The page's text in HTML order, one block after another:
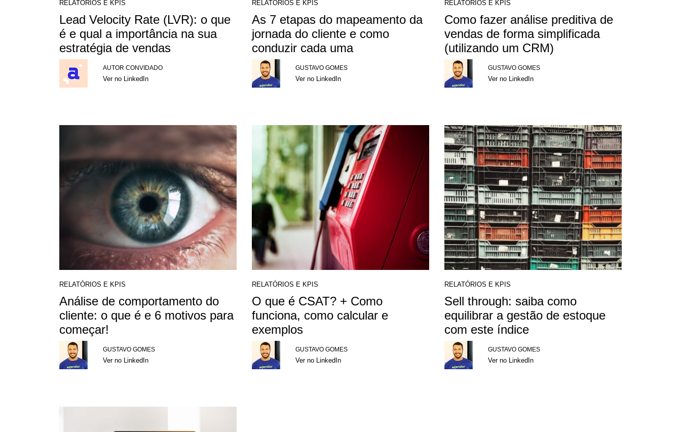
RELATÓRIOS E KPIS
Lead Velocity Rate (LVR): o que
é e qual a importância na sua
estratégia de vendas
AUTOR CONVIDADO
Ver no LinkedIn
RELATÓRIOS E KPIS
As 7 etapas do mapeamento da
jornada do cliente e como
conduzir cada uma
GUSTAVO GOMES
Ver no LinkedIn
RELATÓRIOS E KPIS
Como fazer análise preditiva de
vendas de forma simplificada
(utilizando um CRM)
GUSTAVO GOMES
Ver no LinkedIn
RELATÓRIOS E KPIS
Análise de comportamento do
cliente: o que é e 6 motivos para
começar!
GUSTAVO GOMES
Ver no LinkedIn
RELATÓRIOS E KPIS
O que é CSAT? + Como
funciona, como calcular e
exemplos
GUSTAVO GOMES
Ver no LinkedIn
RELATÓRIOS E KPIS
Sell through: saiba como
equilibrar a gestão de estoque
com este índice
GUSTAVO GOMES
Ver no LinkedIn